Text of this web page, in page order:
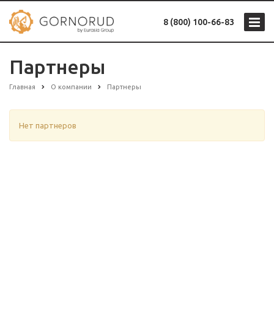
8 (800) 100-66-83
Партнеры
Главная О компании Партнеры
Нет партнеров